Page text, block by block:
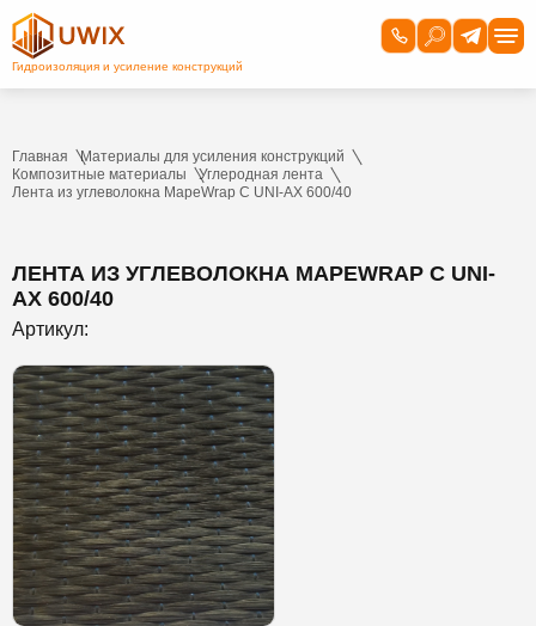
Главная
Материалы для усиления конструкций
Композитные материалы
Углеродная лента
Лента из углеволокна MapeWrap C UNI-AX 600/40
ЛЕНТА ИЗ УГЛЕВОЛОКНА MAPEWRAP C UNI-
AX 600/40
Артикул: